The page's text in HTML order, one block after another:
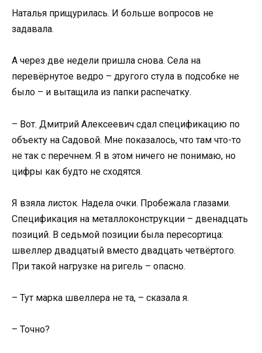
Наталья прищурилась. И больше вопросов не
задавала.
А через две недели пришла снова. Села на
перевёрнутое ведро – другого стула в подсобке не
было – и вытащила из папки распечатку.
– Вот. Дмитрий Алексеевич сдал спецификацию по
объекту на Садовой. Мне показалось, что там что-то
не так с перечнем. Я в этом ничего не понимаю, но
цифры как будто не сходятся.
Я взяла листок. Надела очки. Пробежала глазами.
Спецификация на металлоконструкции – двенадцать
позиций. В седьмой позиции была пересортица:
швеллер двадцатый вместо двадцать четвёртого.
При такой нагрузке на ригель – опасно.
– Тут марка швеллера не та, – сказала я.
– Точно?